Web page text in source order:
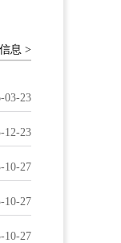
息 >
03-23
12-23
10-27
10-27
10-27